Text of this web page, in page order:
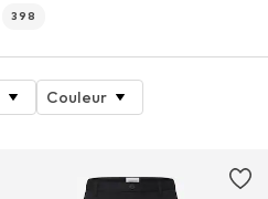
398
Couleur